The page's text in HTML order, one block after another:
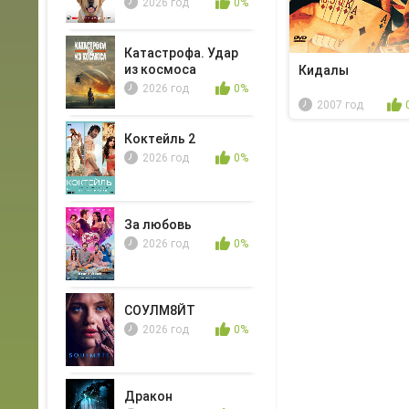
2026 год 0%
Катастрофа. Удар
из космоса
2026 год 0%
Коктейль 2
2026 год 0%
За любовь
2026 год 0%
СОУЛМ8ЙТ
2026 год 0%
Дракон
Кидалы
2007 год